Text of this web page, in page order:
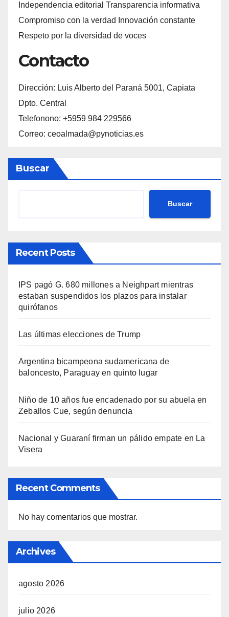
Independencia editorial Transparencia informativa
Compromiso con la verdad Innovación constante
Respeto por la diversidad de voces
Contacto
Dirección: Luis Alberto del Paraná 5001, Capiata
Dpto. Central
Telefonono: +5959 984 229566
Correo: ceoalmada@pynoticias.es
Buscar
Buscar
Recent Posts
IPS pagó G. 680 millones a Neighpart mientras
estaban suspendidos los plazos para instalar
quirófanos
Las últimas elecciones de Trump
Argentina bicampeona sudamericana de
baloncesto, Paraguay en quinto lugar
Niño de 10 años fue encadenado por su abuela en
Zeballos Cue, según denuncia
Nacional y Guaraní firman un pálido empate en La
Visera
Recent Comments
No hay comentarios que mostrar.
Archives
agosto 2026
julio 2026